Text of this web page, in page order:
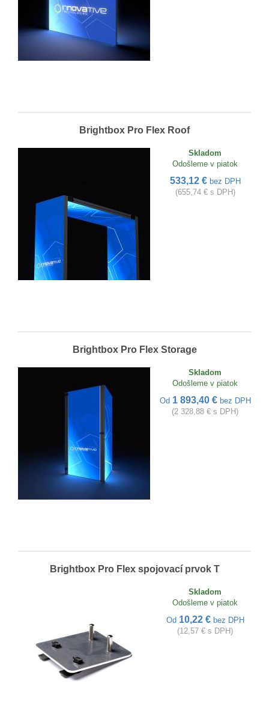
Brightbox Pro Flex Roof
Skladom
Odošleme v piatok
533,12 € bez DPH
(655,74 € s DPH)
Brightbox Pro Flex Storage
Skladom
Odošleme v piatok
Od 1 893,40 € bez DPH
(2 328,88 € s DPH)
Brightbox Pro Flex spojovací prvok T
Skladom
Odošleme v piatok
Od 10,22 € bez DPH
(12,57 € s DPH)